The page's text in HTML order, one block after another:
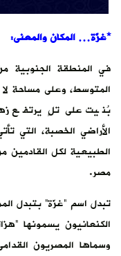
*غزّة… المكان والمعنى:
في المنطقة الجنوبية
الأراضي الخصبة، التي
الطبيعية لكل القادمين
مصر.
تبدل اسم “غزّة” بتبدل
الكنعانيون يسمونها
وسماها المصريون